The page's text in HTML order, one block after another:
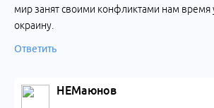
мир занят своими конфликтами нам время
окраину.
Ответить
НЕМаюнов